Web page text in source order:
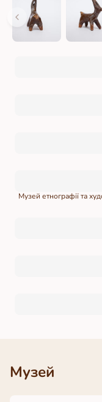
Музей етнографії та
Музей